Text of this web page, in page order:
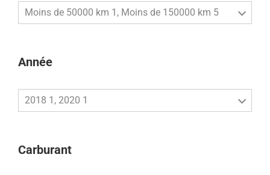
Moins de 50000 km 1, Moins de 150000 km 5
Année
2018 1, 2020 1
Carburant